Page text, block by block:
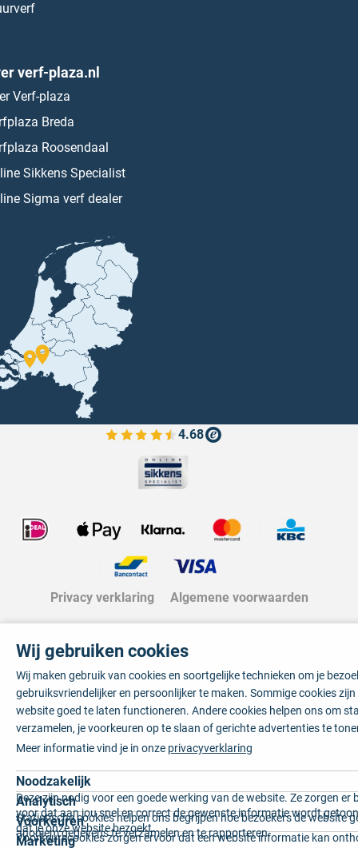
verf-plaza.nl
Verf-plaza
Breda
Roosendaal
Sikkens Specialist
Sigma verf dealer
4.68
Bekijk de verfplaza beoordelingen
Privacy verklaring Algemene voorwaarden
Wij gebruiken cookies
Wij maken gebruik van cookies en soortgelijke technieken om je
gebruiksvriendelijker en persoonlijker te maken. Sommige cookies
website goed te laten functioneren. Andere cookies helpen ons om
verzamelen, je voorkeuren op te slaan of gerichte advertenties te
Meer informatie vind je in onze privacyverklaring
Noodzakelijk
Deze zijn nodig voor een goede werking van de website. Ze zorgen er
voor dat aan jou snel en correct de gewenste informatie wordt
dat je onze website bezoekt.
Analytisch
Statistische cookies helpen ons begrijpen hoe bezoekers de website
anoniem gegevens te verzamelen en te rapporteren.
Voorkeuren
Voorkeurscookies zorgen ervoor dat een website informatie kan
Marketing